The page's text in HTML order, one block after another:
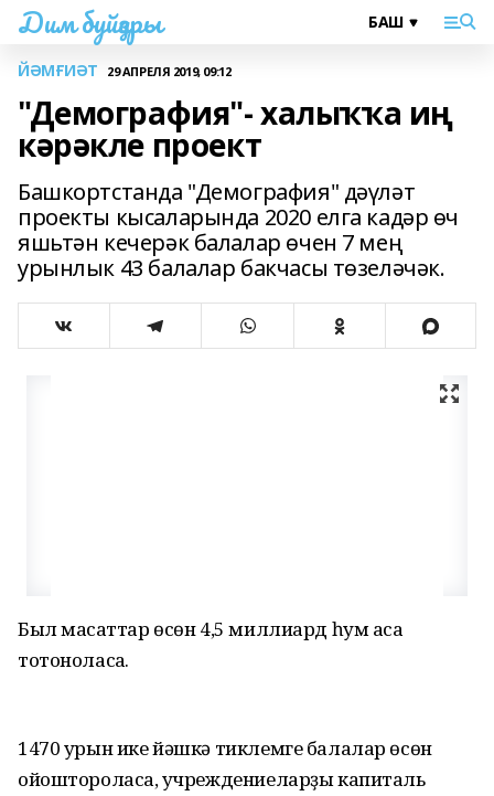
Дим буйҙары
ЙӘМҒИӘТ 29 АПРЕЛЯ 2019, 09:12
"Демография"- халыҡҡа иң
кәрәкле проект
Башкортстанда "Демография" дәүләт
проекты кысаларында 2020 елга кадәр өч
яшьтән кечерәк балалар өчен 7 мең
урынлык 43 балалар бакчасы төзеләчәк.
Был маҡсаттар өсөн 4,5 миллиард һум аҡса
тотоноласаҡ.
1470 урын ике йәшкә тиклемге балалар өсөн
ойоштороласаҡ, учреждениеларҙы капиталь